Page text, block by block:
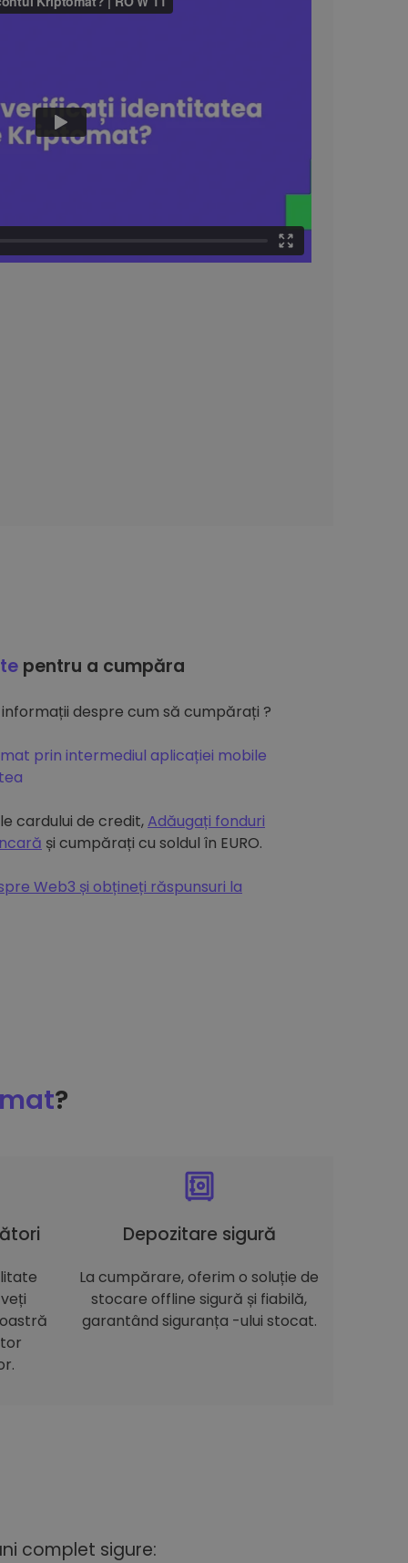
pentru a cumpăra
despre cum să cumpărați ?
prin intermediul aplicației mobile
cardului de credit,Adăugați fonduri
și cumpărați cu soldul în EURO.
Web3 și obțineți răspunsuri la
?
Depozitare sigură
La cumpărare, oferim o soluție de
stocare offline sigură și fiabilă,
garantând siguranța -ului stocat.
complet sigure: